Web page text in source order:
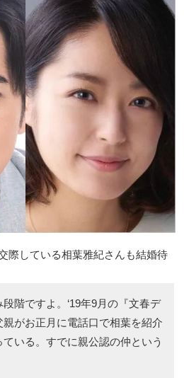
際している相葉雅紀さんも結婚待
段階ですよ。‘19年9月の『文春デ
がお正月に電話口で相葉を紹介
いる。すでに親公認の仲という